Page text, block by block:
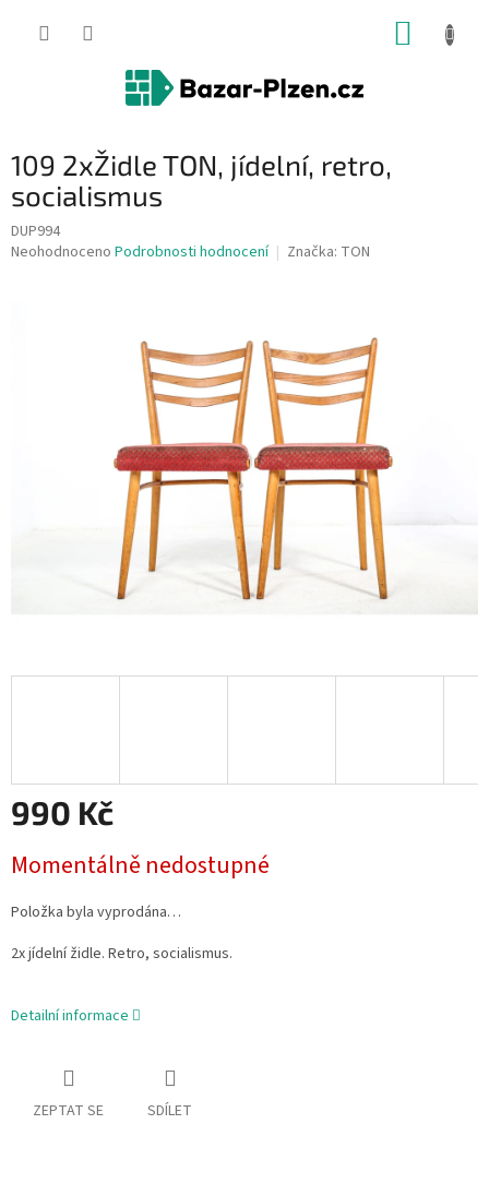
109 2xŽidle TON, jídelní, retro,
socialismus
DUP994
Průměrné
Neohodnoceno Podrobnosti hodnocení Značka: TON
990 Kč
cena:
Momentálně nedostupné
Položka byla vyprodána…
2x jídelní židle. Retro, socialismus.
Detailní informace
ZEPTAT SE SDÍLET